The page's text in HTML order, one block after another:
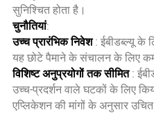
सुनिश्चित होता है।
चुनौतियां:
उच्च प्रारंभिक निवेश: ईबीडब्ल्यू
यह छोटे पैमाने के संचालन के लिए कम
विशिष्ट अनुप्रयोगों तक सीमित:
उच्च-प्रदर्शन वाले घटकों के लिए
एप्लिकेशन की मांगों के अनुसार उचित